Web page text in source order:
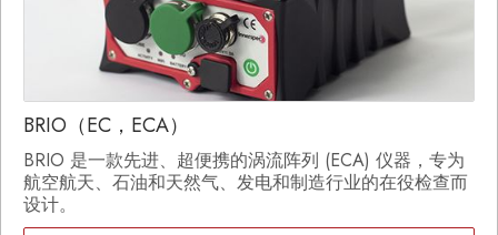
BRIO（EC，ECA）
BRIO 是一款先进、超便携的涡流阵列 (ECA) 仪器，专为
航空航天、石油和天然气、发电和制造行业的在役检查而
设计。